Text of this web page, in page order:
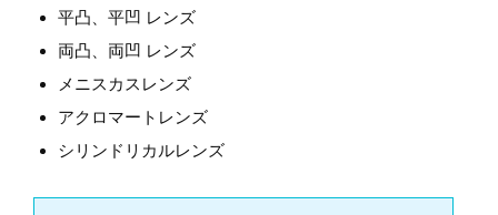
平凸、平凹 レンズ
両凸、両凹 レンズ
メニスカスレンズ
アクロマートレンズ
シリンドリカルレンズ